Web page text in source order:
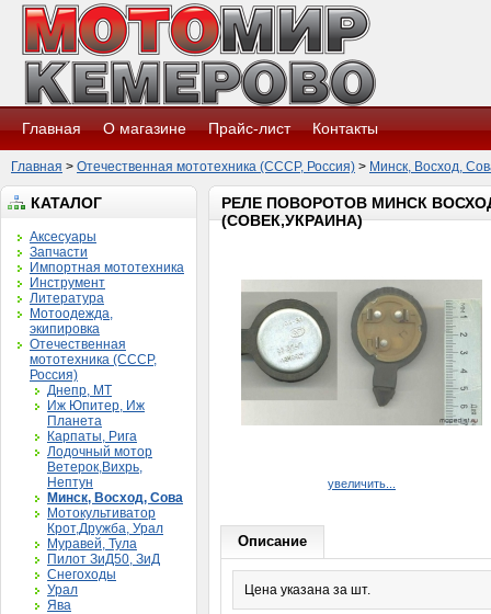
Главная О магазине Прайс-лист Контакты
Главная > Отечественная мототехника (СССР, Россия) > Минск, Восход,
КАТАЛОГ
Аксесуары
Запчасти
Импортная мототехника
Инструмент
Литература
Мотоодежда,
экипировка
Отечественная
мототехника (СССР,
Россия)
Днепр, МТ
Иж Юпитер, Иж
Планета
Карпаты, Рига
Лодочный мотор
Ветерок,Вихрь,
Нептун
Минск, Восход, Сова
Мотокультиватор
Крот,Дружба, Урал
Муравей, Тула
Пилот ЗиД50, ЗиД
Снегоходы
Урал
Ява
РЕЛЕ ПОВОРОТОВ МИНСК
(СОВЕК,УКРАИНА)
увеличить...
Описание
Цена указана за шт.